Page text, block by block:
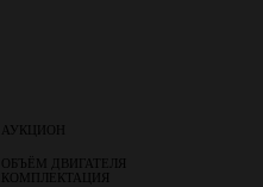
АУКЦИОН
ОБЪЁМ ДВИГАТЕЛЯ
КОМПЛЕКТАЦИЯ